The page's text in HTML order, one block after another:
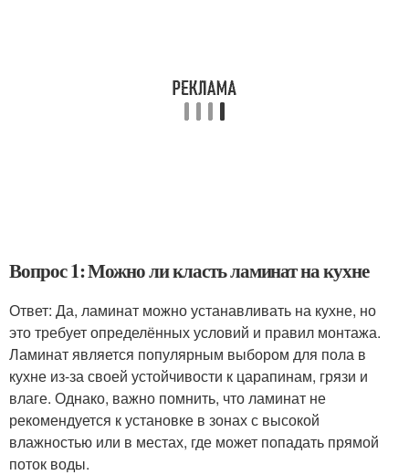
Вопрос 1: Можно ли класть ламинат на кухне
Ответ: Да, ламинат можно устанавливать на кухне, но
это требует определённых условий и правил монтажа.
Ламинат является популярным выбором для пола в
кухне из-за своей устойчивости к царапинам, грязи и
влаге. Однако, важно помнить, что ламинат не
рекомендуется к установке в зонах с высокой
влажностью или в местах, где может попадать прямой
поток воды.